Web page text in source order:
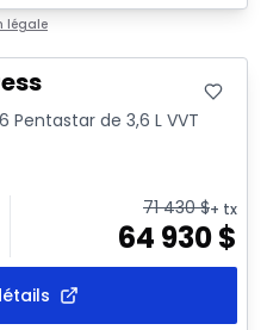
légale
Pentastar de 3,6 L VVT
71 430$+ tx
64 930$